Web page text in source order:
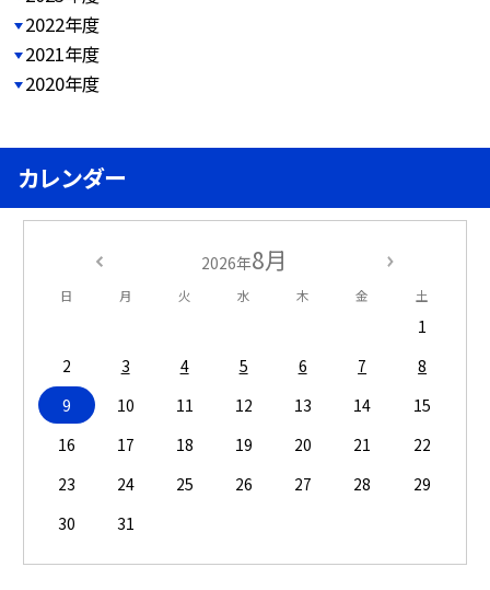
2022年度
2021年度
2020年度
カレンダー
2026年8月
日 月 火 水 木 金 土
1
2
3 4 5 6 7
8
9
10 11 12 13 14
15
16
17 18 19 20 21
22
23
24 25 26 27 28
29
30
31